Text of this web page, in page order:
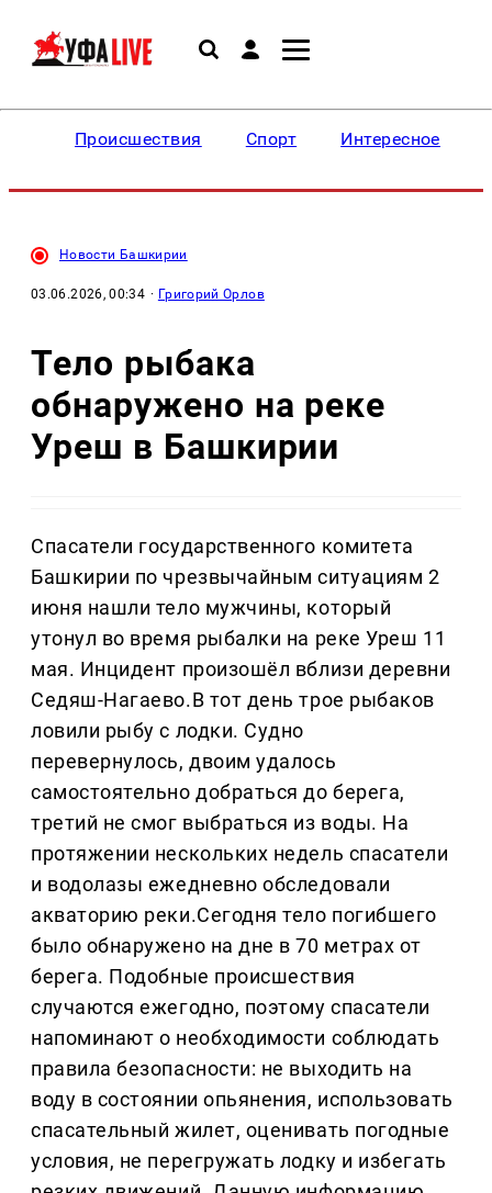
Происшествия Спорт Интересное
Новости Башкирии
03.06.2026, 00:34 · Григорий Орлов
Тело рыбака
обнаружено на реке
Уреш в Башкирии
Спасатели государственного комитета
Башкирии по чрезвычайным ситуациям 2
июня нашли тело мужчины, который
утонул во время рыбалки на реке Уреш 11
мая. Инцидент произошёл вблизи деревни
Седяш-Нагаево.В тот день трое рыбаков
ловили рыбу с лодки. Судно
перевернулось, двоим удалось
самостоятельно добраться до берега,
третий не смог выбраться из воды. На
протяжении нескольких недель спасатели
и водолазы ежедневно обследовали
акваторию реки.Сегодня тело погибшего
было обнаружено на дне в 70 метрах от
берега. Подобные происшествия
случаются ежегодно, поэтому спасатели
напоминают о необходимости соблюдать
правила безопасности: не выходить на
воду в состоянии опьянения, использовать
спасательный жилет, оценивать погодные
условия, не перегружать лодку и избегать